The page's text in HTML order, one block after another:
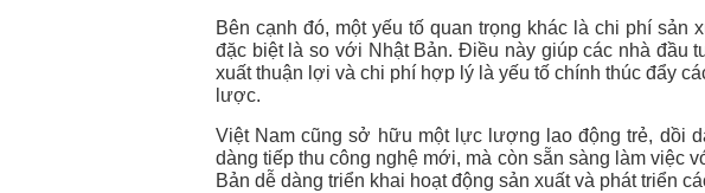
Bên cạnh đó, một yếu tố quan trọng khác là chi phí
đặc biệt là so với Nhật Bản. Điều này giúp các nhà đầu
xuất thuận lợi và chi phí hợp lý là yếu tố chính thúc đẩy
lược.
Việt Nam cũng sở hữu một lực lượng lao động trẻ, dồi
dàng tiếp thu công nghệ mới, mà còn sẵn sàng làm việc
Bản dễ dàng triển khai hoạt động sản xuất và phát triển